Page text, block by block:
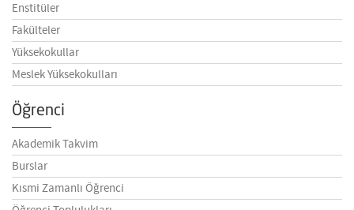
Enstitüler
Fakülteler
Yüksekokullar
Meslek Yüksekokulları
Öğrenci
Akademik Takvim
Burslar
Kısmi Zamanlı Öğrenci